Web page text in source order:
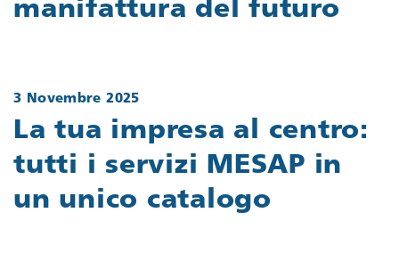
manifattura del futuro
3 Novembre 2025
La tua impresa al centro:
tutti i servizi MESAP in
un unico catalogo